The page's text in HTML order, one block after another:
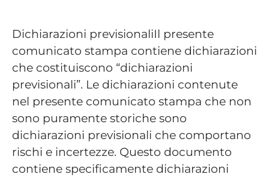
Dichiarazioni previsionaliIl presente
comunicato stampa contiene dichiarazioni
che costituiscono “dichiarazioni
previsionali”. Le dichiarazioni contenute
nel presente comunicato stampa che non
sono puramente storiche sono
dichiarazioni previsionali che comportano
rischi e incertezze. Questo documento
contiene specificamente dichiarazioni